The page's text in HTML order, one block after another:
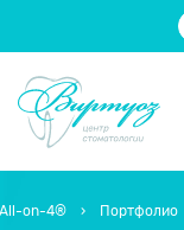
All-on-4® › Портфолио